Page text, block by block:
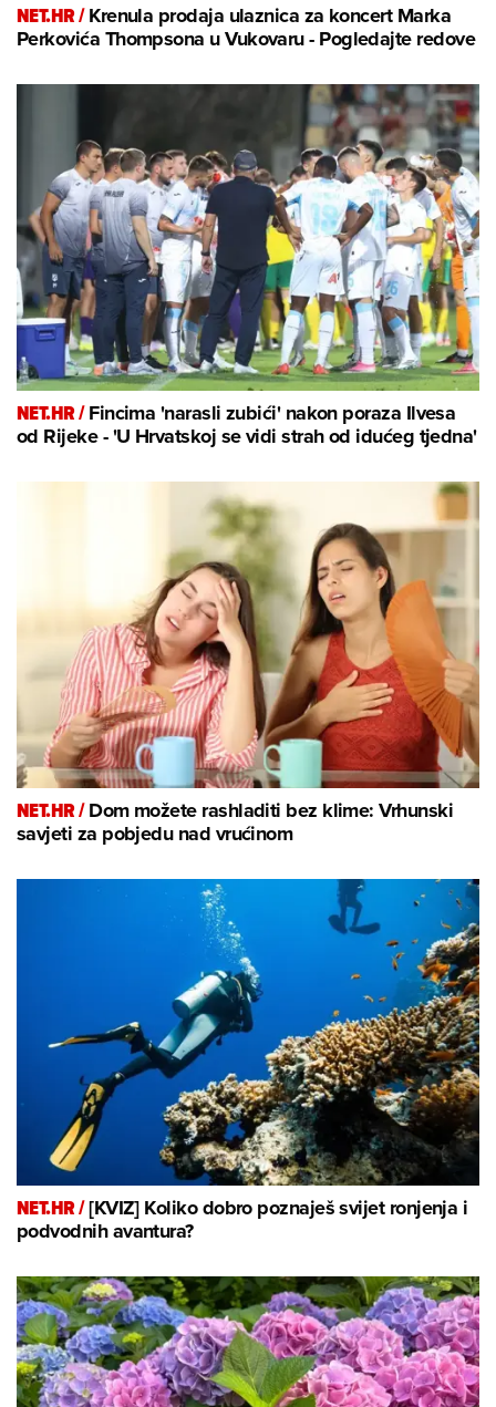
NET.HR /Krenula prodaja ulaznica za koncert Marka
Perkovića Thompsona u Vukovaru - Pogledajte redove
NET.HR /Fincima 'narasli zubići' nakon poraza Ilvesa
od Rijeke - 'U Hrvatskoj se vidi strah od idućeg tjedna'
NET.HR /Dom možete rashladiti bez klime: Vrhunski
savjeti za pobjedu nad vrućinom
NET.HR /[KVIZ] Koliko dobro poznaješ svijet ronjenja i
podvodnih avantura?